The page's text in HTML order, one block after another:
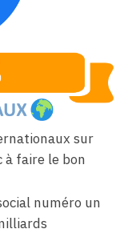
sur
à faire le bon
numéro un